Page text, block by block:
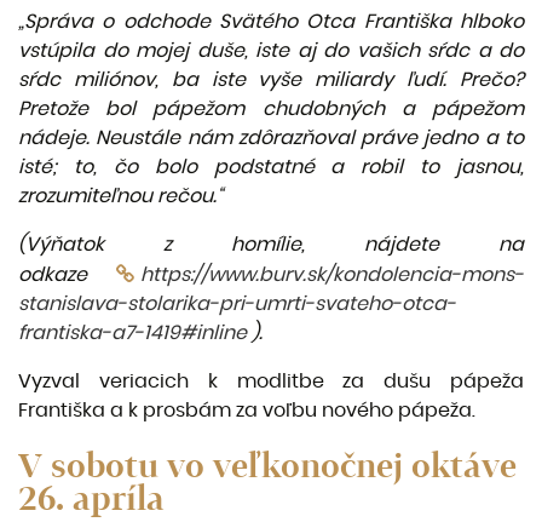
„Správa o odchode Svätého Otca Františka hlboko
vstúpila do mojej duše, iste aj do vašich sŕdc a do
sŕdc miliónov, ba iste vyše miliardy ľudí. Prečo?
Pretože bol pápežom chudobných a pápežom
nádeje. Neustále nám zdôrazňoval práve jedno a to
isté; to, čo bolo podstatné a robil to jasnou,
zrozumiteľnou rečou.“
(Výňatok z homílie, nájdete na
odkaze
https://www.burv.sk/kondolencia-mons-
stanislava-stolarika-pri-umrti-svateho-otca-
frantiska-a7-1419#inline).
Vyzval veriacich k modlitbe za dušu pápeža
Františka a k prosbám za voľbu nového pápeža.
V sobotu vo veľkonočnej oktáve
26. apríla